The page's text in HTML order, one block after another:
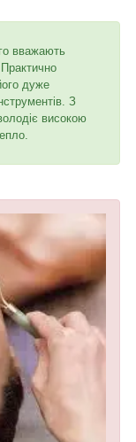
вважають
дуже
З
високою